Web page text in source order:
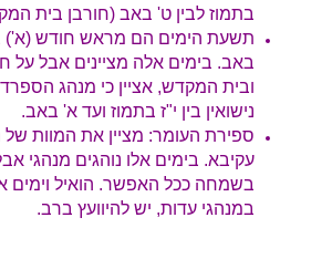
בתמוז לבין ט' באב (חורבן בית
תשעת הימים הם מראש חודש (א')
באב. בימים אלה מציינים אבל על
ובית המקדש, אציין כי מנהג
נישואין בין י"ז בתמוז ועד א' באב.
ספירת העומר: מציין את המוות של
עקיבא. בימים אלו נוהגים מנהגי
בשמחה ככל האפשר. הואיל וימים
במנהגי עדות, יש להיוועץ ברב.